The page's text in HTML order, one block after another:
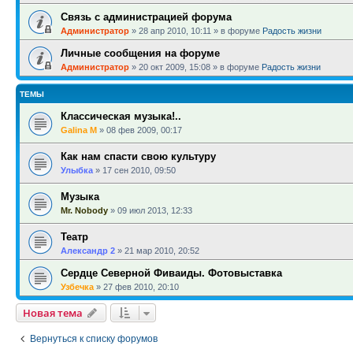
Связь с администрацией форума
Администратор » 28 апр 2010, 10:11 » в форуме Радость жизни
Личные сообщения на форуме
Администратор » 20 окт 2009, 15:08 » в форуме Радость жизни
ТЕМЫ
Классическая музыка!..
Galina M » 08 фев 2009, 00:17
Как нам спасти свою культуру
Улыбка » 17 сен 2010, 09:50
Музыка
Mr. Nobody » 09 июл 2013, 12:33
Театр
Александр 2 » 21 мар 2010, 20:52
Сердце Северной Фиваиды. Фотовыставка
Узбечка » 27 фев 2010, 20:10
Новая тема
Вернуться к списку форумов